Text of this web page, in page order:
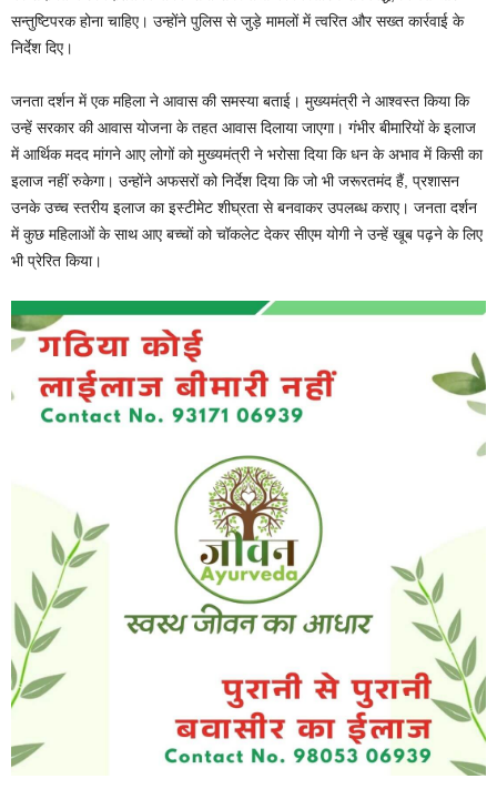
सन्तुष्टिपरक होना चाहिए। उन्होंने पुलिस से जुड़े मामलों में त्वरित और सख्त कार्रवाई के
निर्देश दिए।
जनता दर्शन में एक महिला ने आवास की समस्या बताई। मुख्यमंत्री ने आश्वस्त किया कि
उन्हें सरकार की आवास योजना के तहत आवास दिलाया जाएगा। गंभीर बीमारियों के इलाज
में आर्थिक मदद मांगने आए लोगों को मुख्यमंत्री ने भरोसा दिया कि धन के अभाव में किसी का
इलाज नहीं रुकेगा। उन्होंने अफसरों को निर्देश दिया कि जो भी जरूरतमंद हैं, प्रशासन
उनके उच्च स्तरीय इलाज का इस्टीमेट शीघ्रता से बनवाकर उपलब्ध कराए। जनता दर्शन
में कुछ महिलाओं के साथ आए बच्चों को चॉकलेट देकर सीएम योगी ने उन्हें खूब पढ़ने के लिए
भी प्रेरित किया।